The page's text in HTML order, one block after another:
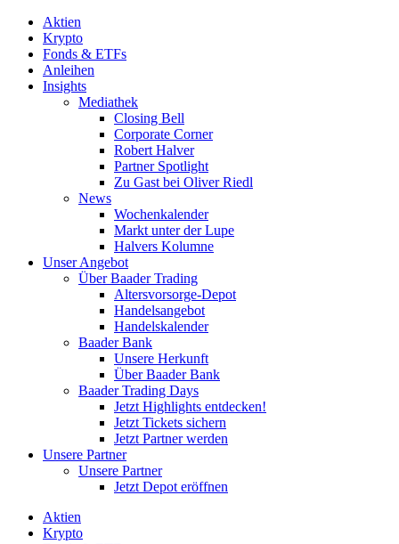
Aktien
Krypto
Fonds & ETFs
Anleihen
Insights
Mediathek
Closing Bell
Corporate Corner
Robert Halver
Partner Spotlight
Zu Gast bei Oliver Riedl
News
Wochenkalender
Markt unter der Lupe
Halvers Kolumne
Unser Angebot
Über Baader Trading
Altersvorsorge-Depot
Handelsangebot
Handelskalender
Baader Bank
Unsere Herkunft
Über Baader Bank
Baader Trading Days
Jetzt Highlights entdecken!
Jetzt Tickets sichern
Jetzt Partner werden
Unsere Partner
Unsere Partner
Jetzt Depot eröffnen
Aktien
Krypto